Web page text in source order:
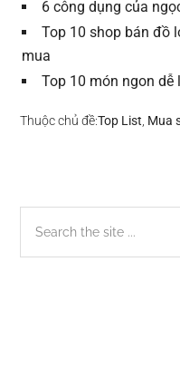
6 công dụng của
Top 10 shop bán đồ
mua
Top 10 món ngon
Thuộc chủ đề:Top List, Mua
Sidebar
chính
the